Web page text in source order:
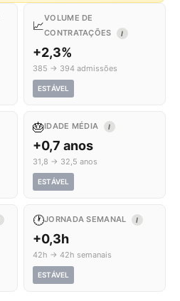
📈
VOLUME DE
CONTRATAÇÕES
I
+2,3%
385 → 394 admissões
ESTÁVEL
🎂IDADE MÉDIA I
+0,7 anos
31,8 → 32,5 anos
ESTÁVEL
🕐JORNADA SEMANAL I
+0,3h
42h → 42h semanais
ESTÁVEL